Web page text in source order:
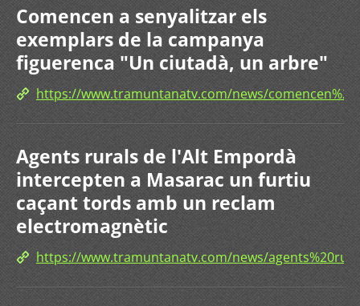
Comencen a senyalitzar els
exemplars de la campanya
figuerenca "Un ciutadà, un arbre"
https://www.tramuntanatv.com/news/
Agents rurals de l'Alt Empordà
intercepten a Masarac un furtiu
caçant tords amb un reclam
electromagnètic
https://www.tramuntanatv.com/news/